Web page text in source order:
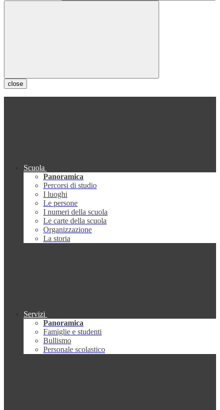
close
Scuola
Panoramica
Percorsi di studio
I luoghi
Le persone
I numeri della scuola
Le carte della scuola
Organizzazione
La storia
Servizi
Panoramica
Famiglie e studenti
Bullismo
Personale scolastico